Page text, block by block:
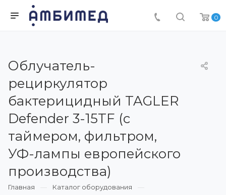
0
Облучатель-
рециркулятор
бактерицидный TAGLER
Defender 3-15TF (с
таймером, фильтром,
УФ-лампы европейского
производства)
Главная
Каталог оборудования